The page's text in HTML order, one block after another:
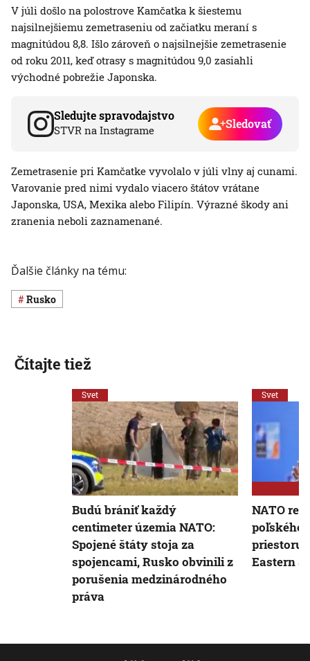
V júli došlo na polostrove Kamčatka k šiestemu
najsilnejšiemu zemetraseniu od začiatku meraní s
magnitúdou 8,8. Išlo zároveň o najsilnejšie zemetrasenie
od roku 2011, keď otrasy s magnitúdou 9,0 zasiahli
východné pobrežie Japonska.
Sledujte spravodajstvo
STVR na Instagrame Sledovať
Zemetrasenie pri Kamčatke vyvolalo v júli vlny aj cunami.
Varovanie pred nimi vydalo viacero štátov vrátane
Japonska, USA, Mexika alebo Filipín. Výrazné škody ani
zranenia neboli zaznamenané.
Ďalšie články na tému:
Rusko
Čítajte tiež
Svet
Budú brániť každý
centimeter územia NATO:
Spojené štáty stoja za
spojencami, Rusko obvinili z
porušenia medzinárodného
práva
Svet
NATO
poľského
priestoru:
Eastern